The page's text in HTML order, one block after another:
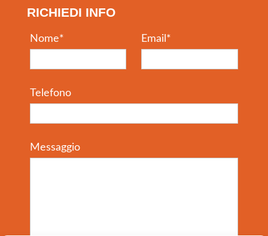
RICHIEDI INFO
Nome* Email *
Telefono
Messaggio